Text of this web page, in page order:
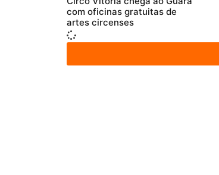
com oficinas gratuitas de
artes circenses